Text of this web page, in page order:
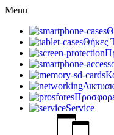
Menu
Θήκες
Service